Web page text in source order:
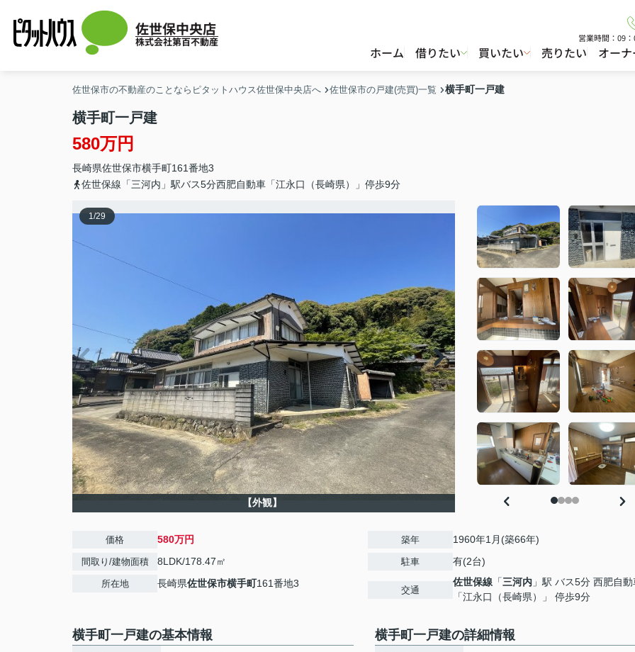
佐世保中央店
株式会社第百不動産 営業時間：09
ホーム 借りたい 買いたい 売りたい オー
佐世保市の不動産のことならピタットハウス佐世保中央店へ 佐世保市の戸建(売買)一覧 横手町一戸建
横手町一戸建
580万円
長崎県佐世保市横手町161番地3
佐世保線「三河内」駅バス5分西肥自動車「江永口（長崎県）」停歩9分
1/29
【外観】
価格 580万円
間取り/建物面積 8LDK/178.47㎡
所在地 長崎県佐世保市横手町161番地3
築年 1960年1月(築66年)
駐車 有(2台)
交通
佐世保線 「三河内 」駅 バス5分 西肥自動
「江永口（長崎県）」 停歩9分
横手町一戸建の基本情報 横手町一戸建の詳細情報